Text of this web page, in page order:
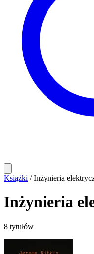
Książki / Inżynieria
Inżynieria
8 tytułów